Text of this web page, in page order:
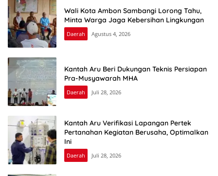
Wali Kota Ambon Sambangi Lorong Tahu,
Minta Warga Jaga Kebersihan Lingkungan
Daerah Agustus 4, 2026
Kantah Aru Beri Dukungan Teknis Persiapan
Pra-Musyawarah MHA
Daerah Juli 28, 2026
Kantah Aru Verifikasi Lapangan Pertek
Pertanahan Kegiatan Berusaha, Optimalkan
Ini
Daerah Juli 28, 2026